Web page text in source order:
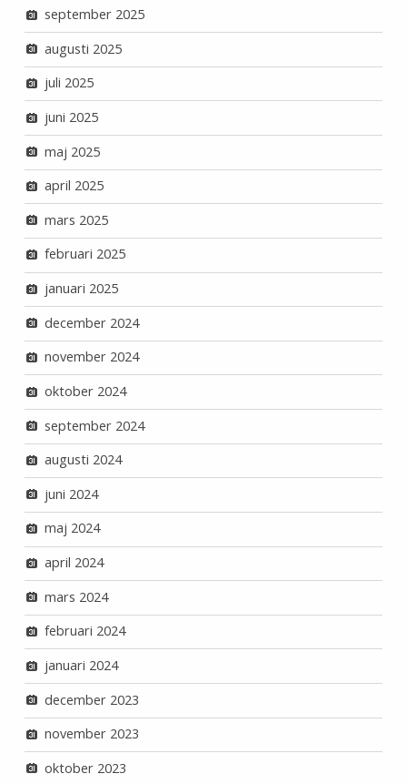
september 2025
augusti 2025
juli 2025
juni 2025
maj 2025
april 2025
mars 2025
februari 2025
januari 2025
december 2024
november 2024
oktober 2024
september 2024
augusti 2024
juni 2024
maj 2024
april 2024
mars 2024
februari 2024
januari 2024
december 2023
november 2023
oktober 2023